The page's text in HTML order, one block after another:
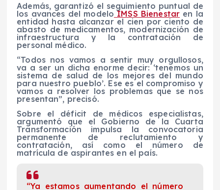
Además, garantizó el seguimiento puntual de
los avances del modelo IMSS Bienestar en la
entidad hasta alcanzar el cien por ciento de
abasto de medicamentos, modernización de
infraestructura y la contratación de
personal médico.
“Todos nos vamos a sentir muy orgullosos,
va a ser un dicha enorme decir: ‘tenemos un
sistema de salud de los mejores del mundo
para nuestro pueblo’. Ese es el compromiso y
vamos a resolver los problemas que se nos
presentan”, precisó.
Sobre el déficit de médicos especialistas,
argumentó que el Gobierno de la Cuarta
Transformación impulsa la convocatoria
permanente de reclutamiento y
contratación, así como el número de
matrícula de aspirantes en el país.
“Ya estamos aumentando el número